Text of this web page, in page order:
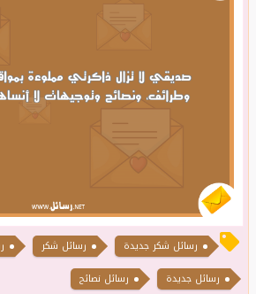
رسائل شكر جديدة رسائل شكر
رسائل جديدة
رسائل نصائح